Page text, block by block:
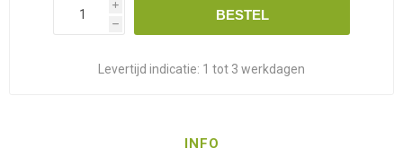
i
h
BESTEL
Levertijd indicatie: 1 tot 3 werkdagen
INFO